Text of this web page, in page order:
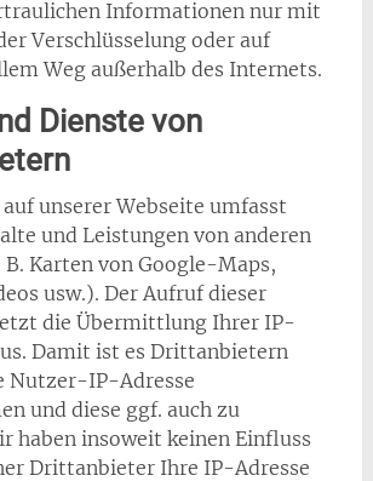
Informationen nur mit
Verschlüsselung oder auf
Weg außerhalb des Internets.
Dienste von
unserer Webseite umfasst
und Leistungen von anderen
Karten von Google-Maps,
usw.). Der Aufruf dieser
die Übermittlung Ihrer IP-
Damit ist es Drittanbietern
Nutzer-IP-Adresse
und diese ggf. auch zu
haben insoweit keinen Einfluss
Drittanbieter Ihre IP-Adresse